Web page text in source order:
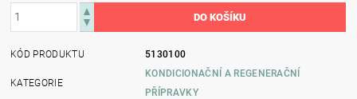
KÓD PRODUKTU 5130100
KATEGORIE
KONDICIONAČNÍ A REGENERAČNÍ
PŘÍPRAVKY